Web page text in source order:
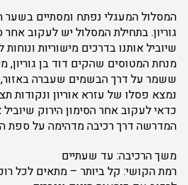
המסלול המעגלי נפתח ומסתיים
גוריון. בתחילת המסלול יש לעקוב
שיוביל אותנו בדרכים מישוריות
מנחת המטוסים שהקים דוד בן גוריון,
ששמר על דרך הבשמים שעברה
נמצא פסלו של עזרא אוריון ונקודות
כדאי לעקוב אחר הסימון הירוק
המדרשה דרך רכיבה מדהימה על ספת
משך הרכיבה: עד שעתיים
רמת הקושי: קל ביותר – מתאים לכל